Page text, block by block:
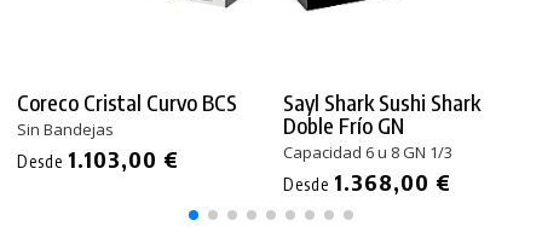
Coreco Cristal Curvo BCS
Sin Bandejas
Desde 1.103,00 €
Sayl Shark Sushi Shark
Doble Frío GN
Capacidad 6 u 8 GN 1/3
Desde 1.368,00 €